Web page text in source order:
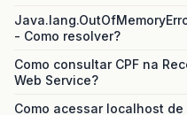
- Como resolver?
Como consultar CPF na
Web Service?
Como acessar localhost